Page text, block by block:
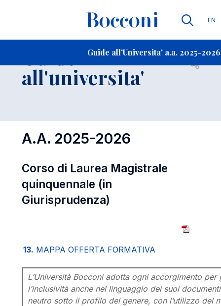
EN
Guide all'Universita' a.a. 2025-2026
Contatti
all'universita' Open
A.A. 2025-2026
Corso di Laurea Magistrale
quinquennale (in
Giurisprudenza)
13. MAPPA OFFERTA FORMATIVA
L’Università Bocconi adotta ogni accorgimento
l’inclusività anche nel linguaggio dei suoi
neutro sotto il profilo del genere, con l’utilizzo del